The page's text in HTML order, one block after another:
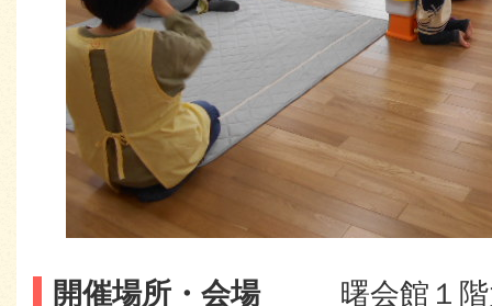
開催場所・会場
曙会館１